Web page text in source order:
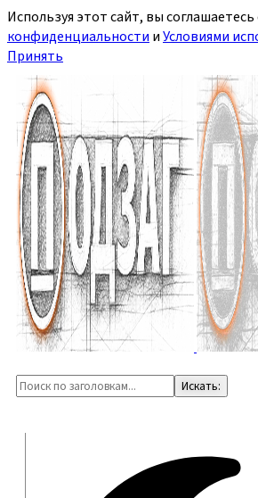
Используя этот сайт, вы соглашаетесь
конфиденциальности иУсловиями
Принять